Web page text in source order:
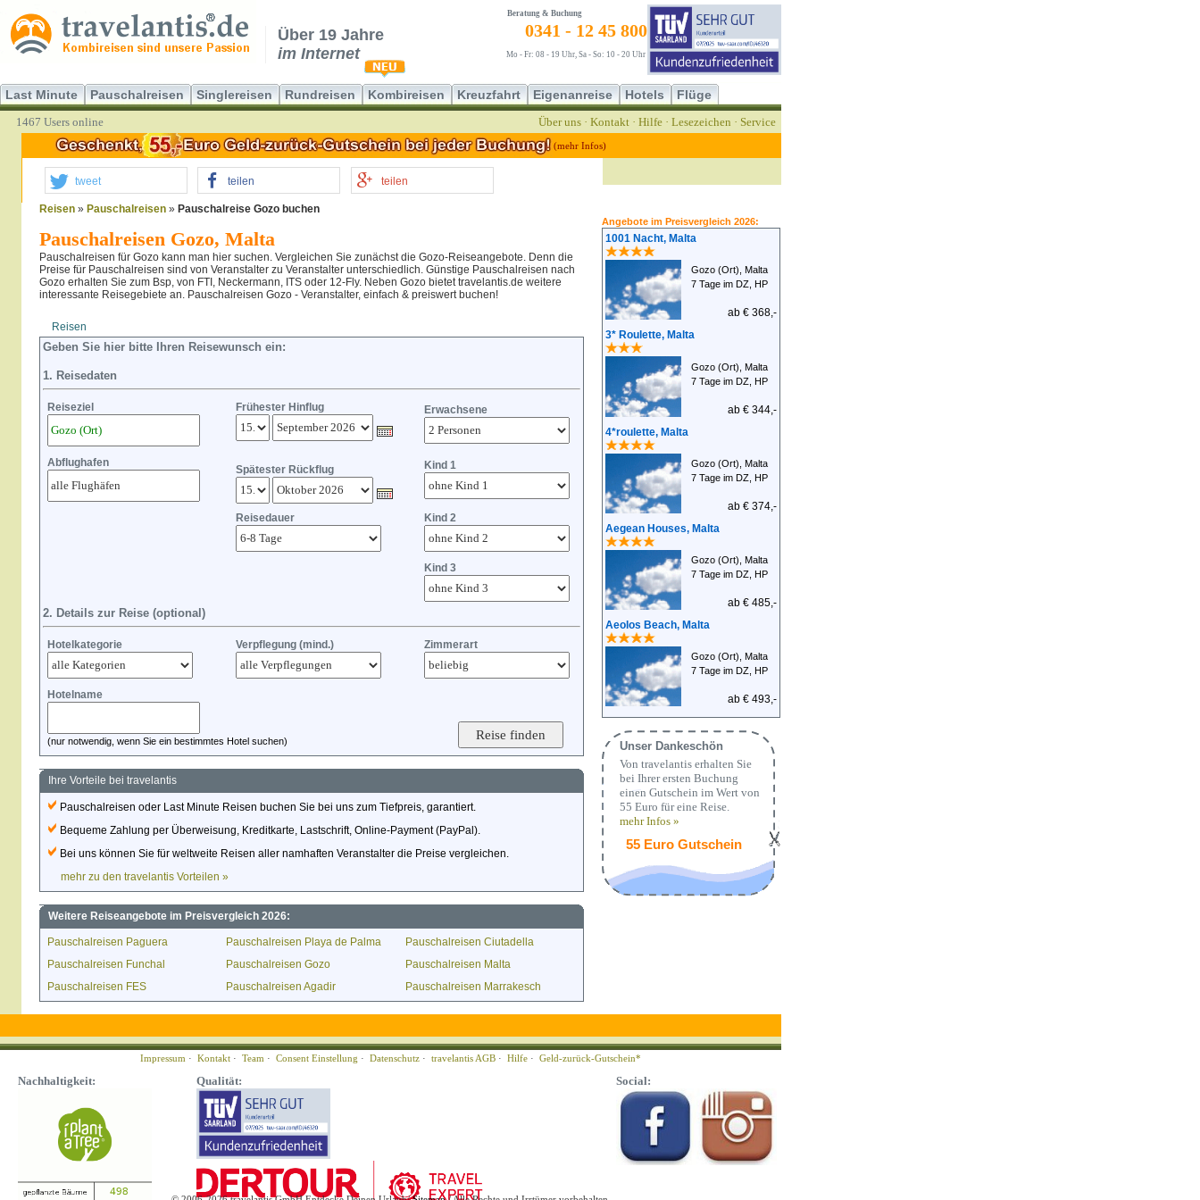
Über 19 Jahre
im Internet
Beratung & Buchung
0341 - 12 45 800
Mo - Fr: 08 - 19 Uhr, Sa - So: 10 - 20 Uhr
Last Minute Pauschalreisen Singlereisen Rundreisen Kombireisen Kreuzfahrt Eigenanreise Hotels Flüge
1467 Users online Über uns · Kontakt · Hilfe · Lesezeichen · Service
(mehr Infos)
tweet teilen teilen
Reisen » Pauschalreisen » Pauschalreise Gozo buchen
Pauschalreisen Gozo, Malta
Pauschalreisen für Gozo kann man hier suchen. Vergleichen Sie zunächst die Gozo-Reiseangebote. Denn die
Preise für Pauschalreisen sind von Veranstalter zu Veranstalter unterschiedlich. Günstige Pauschalreisen nach
Gozo erhalten Sie zum Bsp, von FTI, Neckermann, ITS oder 12-Fly. Neben Gozo bietet travelantis.de weitere
interessante Reisegebiete an. Pauschalreisen Gozo - Veranstalter, einfach & preiswert buchen!
Reisen
Geben Sie hier bitte Ihren Reisewunsch ein:
1. Reisedaten
Reiseziel Frühester Hinflug Erwachsene
Abflughafen
Spätester Rückflug Kind 1
Reisedauer Kind 2
Kind 3
2. Details zur Reise (optional)
Hotelkategorie Verpflegung (mind.) Zimmerart
Hotelname
(nur notwendig, wenn Sie ein bestimmtes Hotel suchen)
Ihre Vorteile bei travelantis
Pauschalreisen oder Last Minute Reisen buchen Sie bei uns zum Tiefpreis, garantiert.
Bequeme Zahlung per Überweisung, Kreditkarte, Lastschrift, Online-Payment (PayPal).
Bei uns können Sie für weltweite Reisen aller namhaften Veranstalter die Preise vergleichen.
mehr zu den travelantis Vorteilen »
Weitere Reiseangebote im Preisvergleich 2026:
Pauschalreisen Paguera Pauschalreisen Playa de Palma
Pauschalreisen Ciutadella
Pauschalreisen Funchal
Pauschalreisen Gozo
Pauschalreisen Malta
Pauschalreisen FES
Pauschalreisen Agadir Pauschalreisen Marrakesch
Angebote im Preisvergleich 2026:
1001 Nacht, Malta
Gozo (Ort), Malta
7 Tage im DZ, HP
ab € 368,-
3* Roulette, Malta
Gozo (Ort), Malta
7 Tage im DZ, HP
ab € 344,-
4*roulette, Malta
Gozo (Ort), Malta
7 Tage im DZ, HP
ab € 374,-
Aegean Houses, Malta
Gozo (Ort), Malta
7 Tage im DZ, HP
ab € 485,-
Aeolos Beach, Malta
Gozo (Ort), Malta
7 Tage im DZ, HP
ab € 493,-
Unser Dankeschön
Von travelantis erhalten Sie
bei Ihrer ersten Buchung
einen Gutschein im Wert von
55 Euro für eine Reise.
mehr Infos »
55 Euro Gutschein
Impressum · Kontakt · Team · Consent Einstellung · Datenschutz · travelantis AGB · Hilfe · Geld-zurück-Gutschein*
Nachhaltigkeit: Qualität: Social: